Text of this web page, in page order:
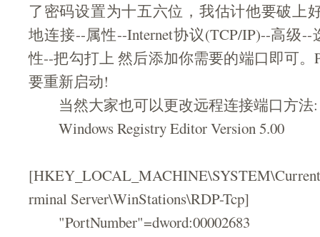
了密码设置为十五六位，我估计他要破上
地连接--属性--Internet协议(TCP/IP)--高级
性--把勾打上 然后添加你需要的端口即可。
要重新启动!
当然大家也可以更改远程连接端口方法:
Windows Registry Editor Version 5.00
rminal Server\WinStations\RDP-Tcp]
"PortNumber"=dword:00002683